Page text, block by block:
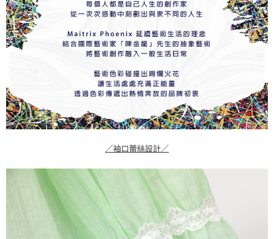
【注意事項】
１．透過由恩沛科技股份有限公司提供之「AFTEE先享後付」服務完成之交
易，需依本服務之必要範圍內提供個人資料，並將交易相關給付款項請求債
權轉讓予恩沛科技股份有限公司。
２．關於個人資料處理事宜，請瀏覽以下網址：
https://aftee.tw/terms/#terms3
３．未成年的使用者請事先徵得法定代理人或監護人之同意方可使用
「AFTEE先享後付」，若未經同意申辦者引起之損失，本公司不負相關責
任。
４．使用「AFTEE先享後付」時，將依據個別帳號之用戶狀況，依本公司即
時審查核予不同之上限額度；若仍有額度不足之情形，本公司將視審查結果
５．嚴禁一人註冊多個帳號或使用他人資訊註冊。若發現惡意使用之情形，
／袖口蕾絲設計／